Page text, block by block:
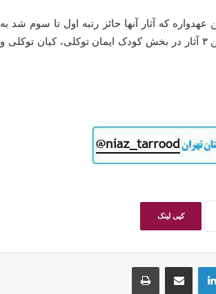
عهدواره که آثار آنها حائز رتبه اول تا سوم شد به
تربیت غلامحسین الطافی، سارا زنگنه، علی محمد اسدی و همچنین ۳ آثار در بخش کودک ایمان توکلی، کیان توکلی و
کپی لینک
لینکداین اشتراک گذاری با ایمیل چاپ